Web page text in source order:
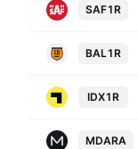
SAF1R
BAL1R
IDX1R
MDARA